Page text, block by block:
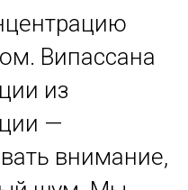
Випассана
из
—
внимание,